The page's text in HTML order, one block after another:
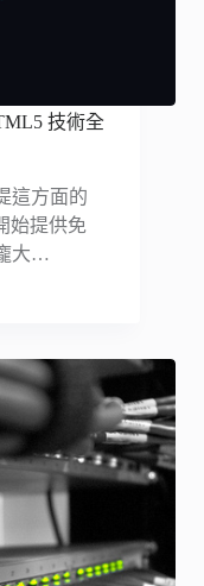
技術全
這方面的
始提供免
大…